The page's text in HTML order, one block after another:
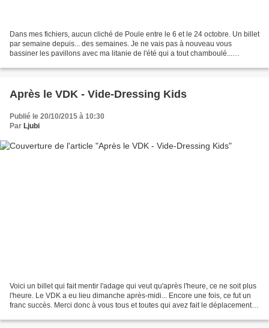
Dans mes fichiers, aucun cliché de Poule entre le 6 et le 24 octobre. Un billet
par semaine depuis... des semaines. Je ne vais pas à nouveau vous
bassiner les pavillons avec ma litanie de l'été qui a tout chamboulé...
Après le VDK - Vide-Dressing Kids
Publié le 20/10/2015 à 10:30
Par Ljubi
Voici un billet qui fait mentir l'adage qui veut qu'après l'heure, ce ne soit plus
l'heure. Le VDK a eu lieu dimanche après-midi... Encore une fois, ce fut un
franc succès. Merci donc à vous tous et toutes qui avez fait le déplacement